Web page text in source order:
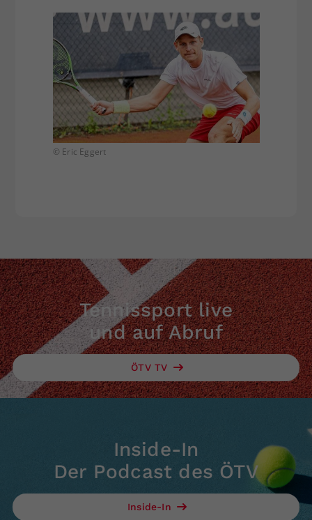
© Eric Eggert
Tennissport live
und auf Abruf
ÖTV TV
Inside-In
Der Podcast des ÖTV
Inside-In